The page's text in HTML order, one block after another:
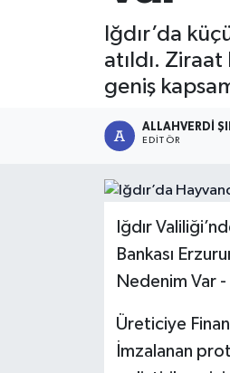
Iğdır’da
atıldı.
geniş
ALLAHVERDI
EDITÖR
Iğdır
Bankası
Nedenim Var
Üreticiye
İmzalanan
Son Dakika Haberleri